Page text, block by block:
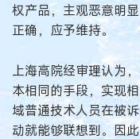
权产品，主观恶意明
正确，应予维持。
上海高院经审理认为
本相同的手段，实现
域普通技术人员在被
动就能够联想到。因